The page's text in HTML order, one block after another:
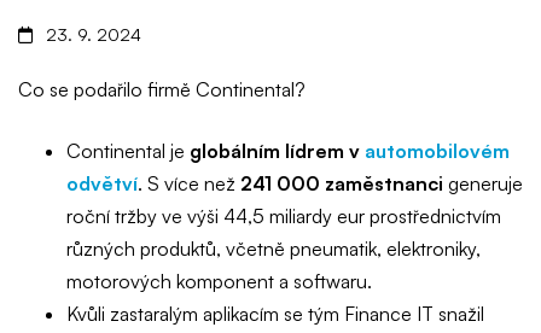
23. 9. 2024
Co se podařilo firmě Continental?
Continental je globálním lídrem v automobilovém
odvětví. S více než 241 000 zaměstnanci generuje
roční tržby ve výši 44,5 miliardy eur prostřednictvím
různých produktů, včetně pneumatik, elektroniky,
motorových komponent a softwaru.
Kvůli zastaralým aplikacím se tým Finance IT snažil